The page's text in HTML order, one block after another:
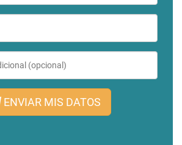
ENVIAR MIS DATOS